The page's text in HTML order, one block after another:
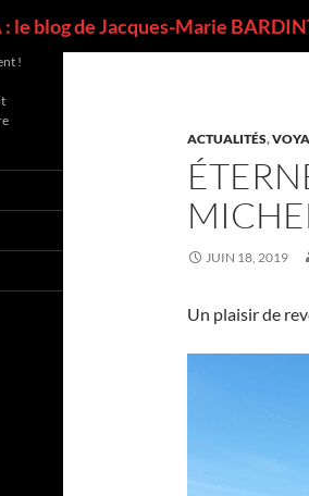
le blog de Jacques-Marie
ACTUALITÉS,
JUIN 18, 2019
Un plaisir de
!